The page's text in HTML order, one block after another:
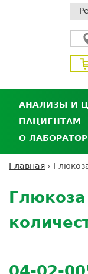
АНАЛИЗЫ И
Анализы
Где сдать
Выезд на
ПАЦИЕНТАМ
Личный
Обратная
Усиление
О
Вакансии
здесь
Главная ›
to
top
Глюкоза